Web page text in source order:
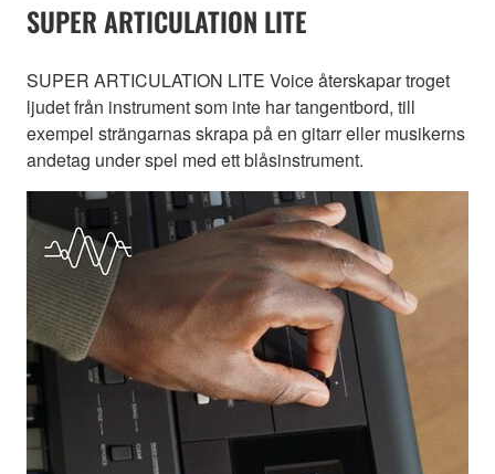
SUPER ARTICULATION LITE
SUPER ARTICULATION LITE Voice återskapar troget
ljudet från instrument som inte har tangentbord, till
exempel strängarnas skrapa på en gitarr eller musikerns
andetag under spel med ett blåsinstrument.